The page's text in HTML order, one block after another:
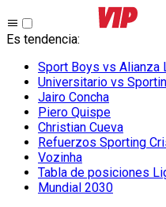
Es tendencia:
Sport Boys vs Alianza
Universitario vs
Jairo Concha
Piero Quispe
Christian Cueva
Refuerzos Sporting
Vozinha
Tabla de posiciones
Mundial 2030